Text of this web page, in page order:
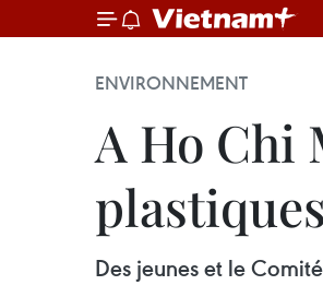
ENVIRONNEMENT
A Ho Chi
Des jeunes et le